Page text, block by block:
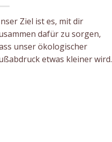
Ziel ist es, mit dir
dafür zu sorgen,
unser ökologischer
etwas kleiner wird.